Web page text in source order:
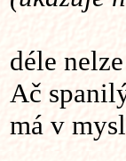
déle
Ač
má v